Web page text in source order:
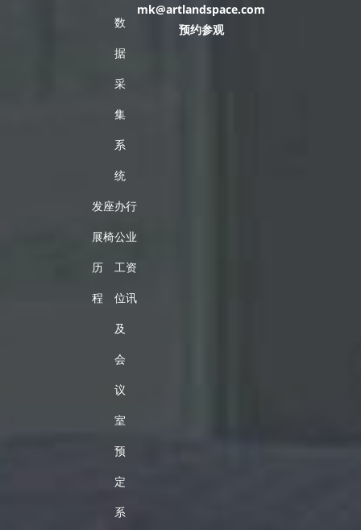
数
据
采
集
系
统
mk@artlandspace.com
预约参观
发
展
历
程
座
椅
办
公
工
位
及
会
议
室
预
定
系
行
业
资
讯